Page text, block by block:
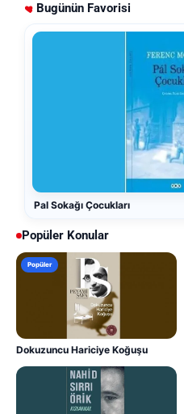
Bugünün Favorisi
Pal Sokağı Çocukları
Popüler Konular
Popüler
Dokuzuncu Hariciye Koğuşu